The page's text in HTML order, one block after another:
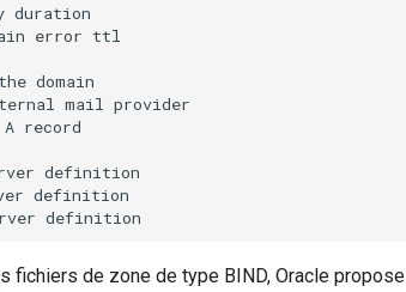
error
the
mail
A
definition
definition
fichiers de zone de type BIND, Oracle propose